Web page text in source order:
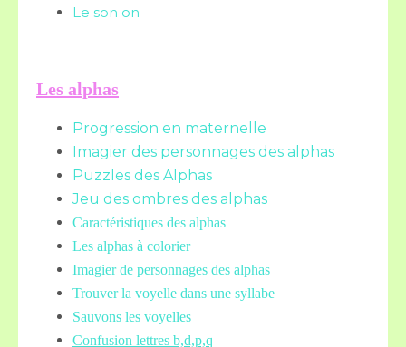
Le son on
Les alphas
Progression en maternelle
Imagier des personnages des alphas
Puzzles des Alphas
Jeu des ombres des alphas
Caractéristiques des alphas
Les alphas à colorier
Imagier de personnages des alphas
Trouver la voyelle dans une syllabe
Sauvons les voyelles
Confusion lettres b,d,p,q